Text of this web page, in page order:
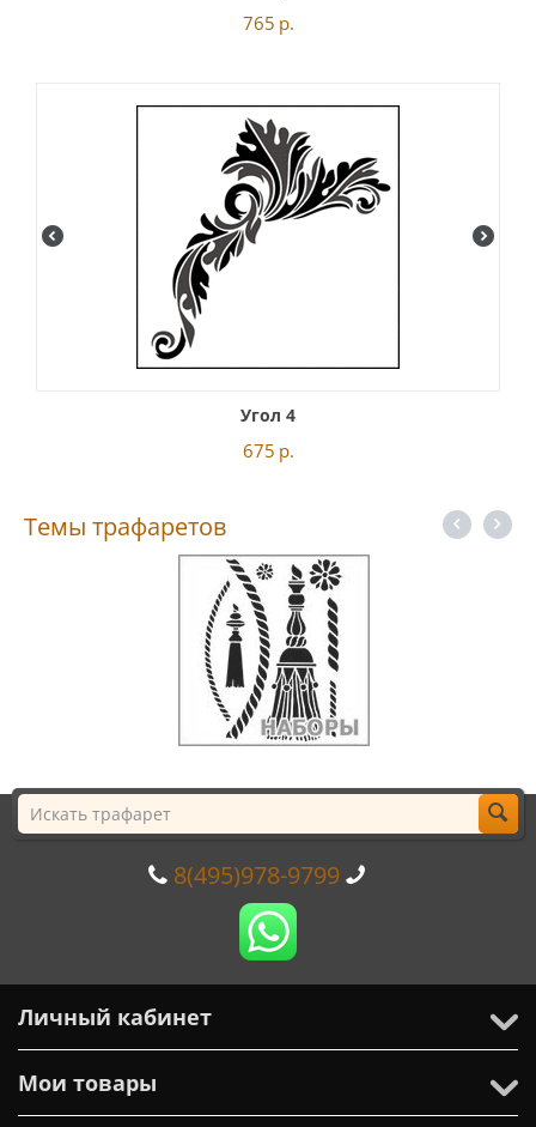
765 р.
Угол 4
675 р.
Темы трафаретов
8(495)978-9799
Личный кабинет
Мои товары